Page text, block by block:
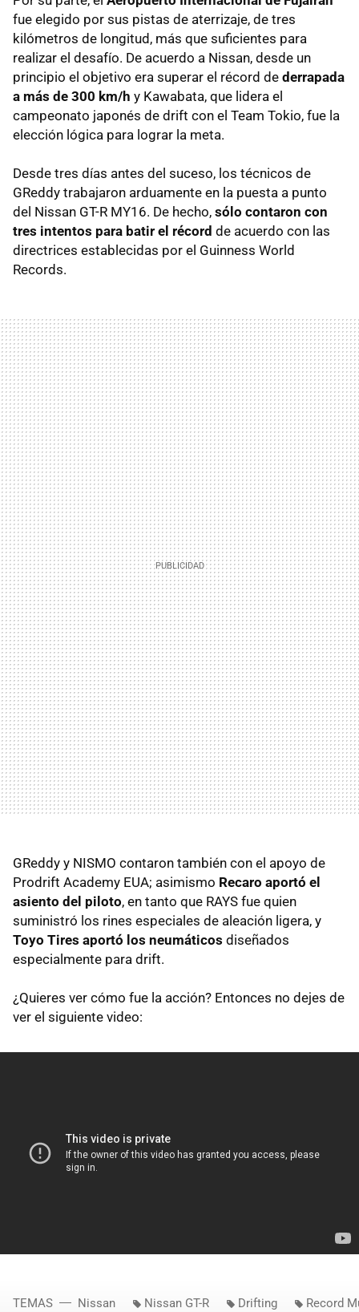
fue elegido por sus pistas de aterrizaje, de tres
kilómetros de longitud, más que suficientes para
realizar el desafío. De acuerdo a Nissan, desde un
principio el objetivo era superar el récord de derrapada
a más de 300 km/h y Kawabata, que lidera el
campeonato japonés de drift con el Team Tokio, fue la
elección lógica para lograr la meta.
Desde tres días antes del suceso, los técnicos de
GReddy trabajaron arduamente en la puesta a punto
del Nissan GT-R MY16. De hecho, sólo contaron con
tres intentos para batir el récord de acuerdo con las
directrices establecidas por el Guinness World
Records.
GReddy y NISMO contaron también con el apoyo de
Prodrift Academy EUA; asimismo Recaro aportó el
asiento del piloto, en tanto que RAYS fue quien
suministró los rines especiales de aleación ligera, y
Toyo Tires aportó los neumáticos diseñados
especialmente para drift.
¿Quieres ver cómo fue la acción? Entonces no dejes de
ver el siguiente video:
TEMAS Nissan Nissan GT-R Drifting Record